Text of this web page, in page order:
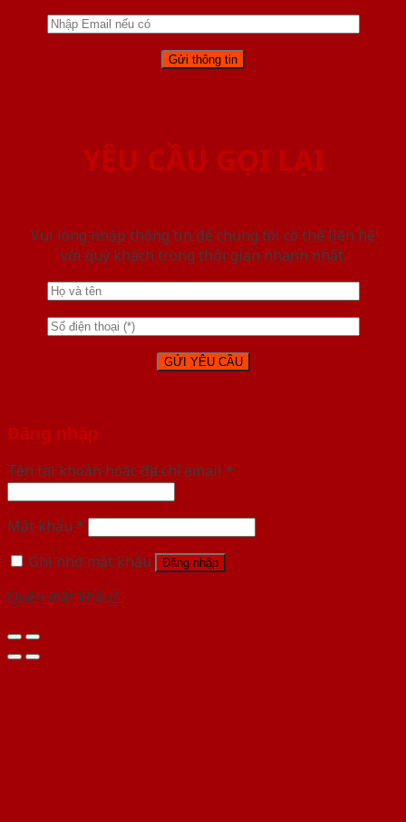
YÊU CẦU GỌI LẠI
Vui lòng nhập thông tin để chúng tôi có thể liên hệ
với quý khách trong thời gian nhanh nhất.
Đăng nhập
Tên tài khoản hoặc địa chỉ email *
Mật khẩu *
Ghi nhớ mật khẩu
Đăng nhập
Quên mật khẩu?